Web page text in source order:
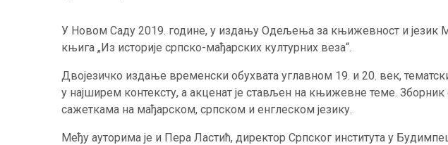
У Новом Саду 2019. године, у издању Одељења за књижевност и језик
књига „Из историје српско-мађарских културних веза“.
Двојезичко издање временски обухвата углавном 19. и 20. век,
у најширем контексту, а акценат је стављен на књижевне теме.
сажеткама на мађарском, српском и енглеском језику.
Међу ауторима је и Пера Ластић, директор Српског института у